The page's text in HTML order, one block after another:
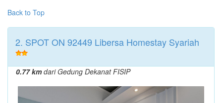
Back to Top
2. SPOT ON 92449 Libersa Homestay Syariah
0.77 kmdari Gedung Dekanat FISIP